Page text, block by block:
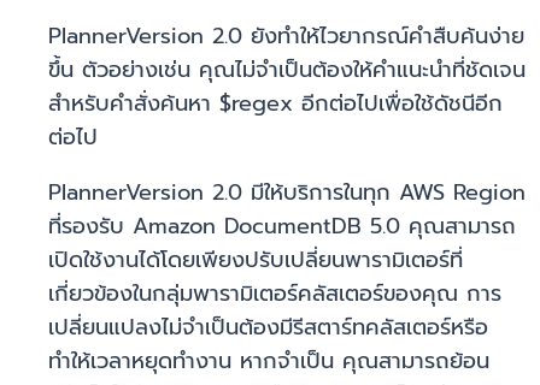
PlannerVersion 2.0 ยังทำให้ไวยากรณ์คำสืบค้นง่าย
ขึ้น ตัวอย่างเช่น คุณไม่จำเป็นต้องให้คำแนะนำที่ชัดเจน
สำหรับคำสั่งค้นหา $regex อีกต่อไปเพื่อใช้ดัชนีอีก
ต่อไป
PlannerVersion 2.0 มีให้บริการในทุก AWS Region
ที่รองรับ Amazon DocumentDB 5.0 คุณสามารถ
เปิดใช้งานได้โดยเพียงปรับเปลี่ยนพารามิเตอร์ที่
เกี่ยวข้องในกลุ่มพารามิเตอร์คลัสเตอร์ของคุณ การ
เปลี่ยนแปลงไม่จำเป็นต้องมีรีสตาร์ทคลัสเตอร์หรือ
ทำให้เวลาหยุดทำงาน หากจำเป็น คุณสามารถย้อน